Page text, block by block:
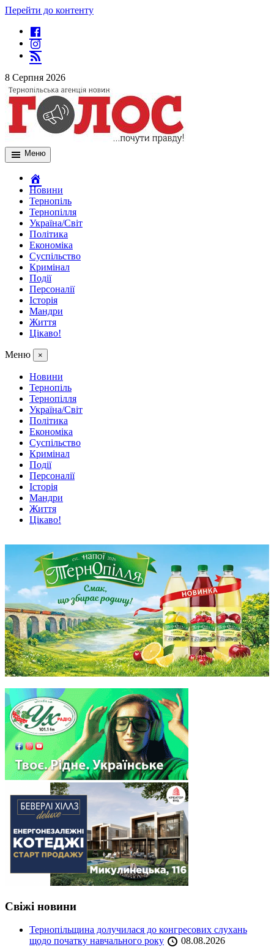
Перейти до контенту
8 Серпня 2026
Меню
Новини
Тернопіль
Тернопілля
Україна/Світ
Політика
Економіка
Суспільство
Кримінал
Події
Персоналії
Історія
Мандри
Життя
Цікаво!
Меню ×
Новини
Тернопіль
Тернопілля
Україна/Світ
Політика
Економіка
Суспільство
Кримінал
Події
Персоналії
Історія
Мандри
Життя
Цікаво!
Свіжі новини
Тернопільщина долучилася до конгресових слухань
щодо початку навчального року
08.08.2026